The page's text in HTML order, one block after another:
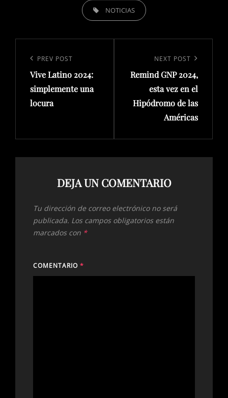
TAGS, NOTICIAS
entradas
Previous
Post
PREV POST
Vive Latino 2024:
simplemente una
locura
Post
NEXT POST
Remind GNP 2024,
esta vez en el
Hipódromo de las
Américas
DEJA UN COMENTARIO
Tu dirección de correo electrónico no será
publicada. Los campos obligatorios están
marcados con *
COMENTARIO *